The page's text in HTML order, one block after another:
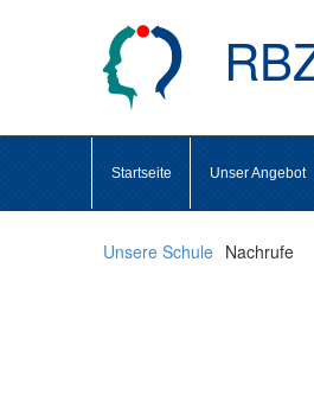
Startseite Unser Angebot
Unsere Schule Nachrufe